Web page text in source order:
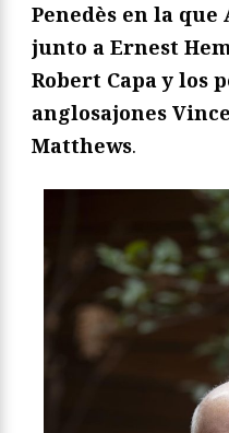
Penedès en la
junto a Ernest
Robert Capa y los
anglosajones
Matthews.